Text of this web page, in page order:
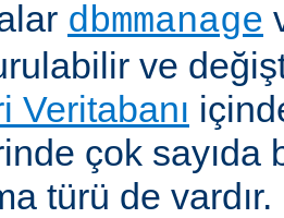
dbmmanage
ve
Veritabanı
çok sayıda
türü de vardır.